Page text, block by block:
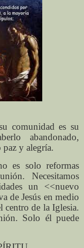
comunidad es su
abandonado,
y alegría.
es solo reformas
Necesitamos
un <<nuevo
de Jesús en medio
centro de la Iglesia.
Solo él puede